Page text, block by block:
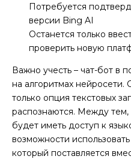
Потребуется
версии Bing AI
Останется только
проверить новую
Важно учесть – чат-бот в
на алгоритмах
только опция текстовых
распознаются. Между тем,
будет иметь доступ к
возможности
который поставляется